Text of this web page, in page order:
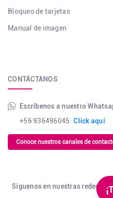
Bloqueo de tarjetas
Manual de imagen
CONTÁCTANOS
Escríbenos a nuestro
+56 936496045 Click aquí
Conoce nuestros canales de
Síguenos en nuestras redes